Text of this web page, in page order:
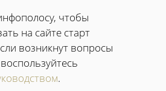
чтобы
на сайте старт
возникнут вопросы
.